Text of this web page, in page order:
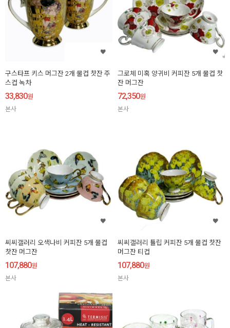
구스타프 키스 머그잔 2개 물컵 찻잔 주
스컵 녹차
33,830원
본사
그로체 미혹 양귀비 커피잔 5개 물컵 찻
잔 머그잔
72,350원
본사
씨씨갤러리 오색나비 커피잔 5개 물컵
찻잔 머그잔
107,880원
본사
씨씨갤러리 튤립 커피잔 5개 물컵 찻잔
머그잔 티컵
107,880원
본사